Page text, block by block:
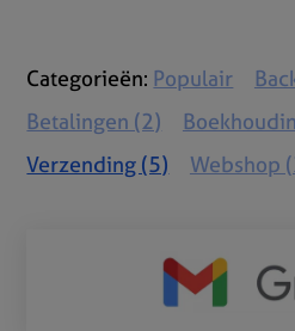
Categorieën: Populair
Betalingen (2)
Verzending (5)
Webshop